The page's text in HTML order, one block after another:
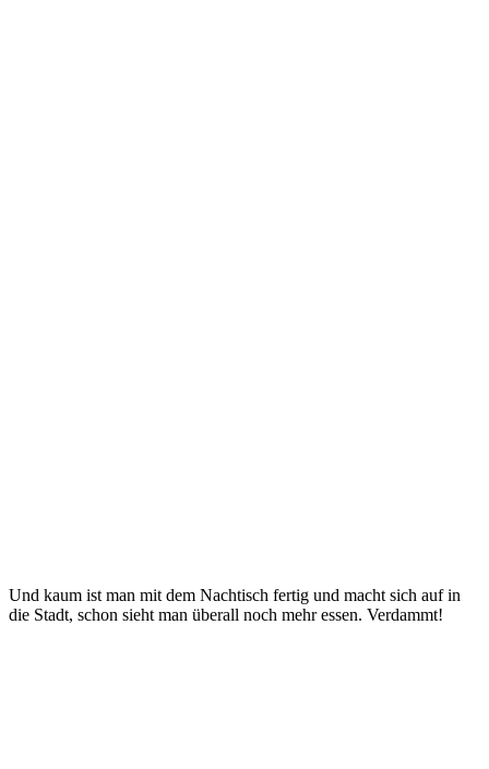
Und kaum ist man mit dem Nachtisch fertig und macht sich auf in
die Stadt, schon sieht man überall noch mehr essen. Verdammt!